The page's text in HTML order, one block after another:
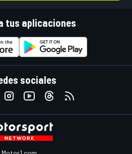
tus aplicaciones
sociales